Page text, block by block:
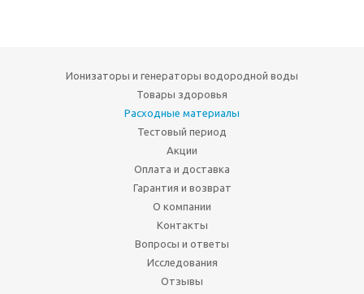
Ионизаторы и генераторы водородной воды
Товары здоровья
Расходные материалы
Тестовый период
Акции
Оплата и доставка
Гарантия и возврат
О компании
Контакты
Вопросы и ответы
Исследования
Отзывы